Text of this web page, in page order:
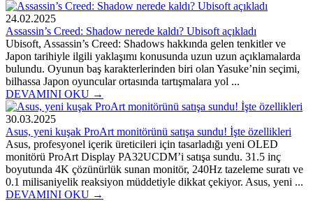
24.02.2025
Assassin’s Creed: Shadow nerede kaldı? Ubisoft açıkladı
Ubisoft, Assassin’s Creed: Shadows hakkında gelen tenkitler ve
Japon tarihiyle ilgili yaklaşımı konusunda uzun uzun açıklamalarda
bulundu. Oyunun baş karakterlerinden biri olan Yasuke’nin seçimi,
bilhassa Japon oyuncular ortasında tartışmalara yol ...
DEVAMINI OKU →
30.03.2025
Asus, yeni kuşak ProArt monitörünü satışa sundu! İşte özellikleri
Asus, profesyonel içerik üreticileri için tasarladığı yeni OLED
monitörü ProArt Display PA32UCDM’i satışa sundu. 31.5 inç
boyutunda 4K çözünürlük sunan monitör, 240Hz tazeleme suratı ve
0.1 milisaniyelik reaksiyon müddetiyle dikkat çekiyor. Asus, yeni ...
DEVAMINI OKU →